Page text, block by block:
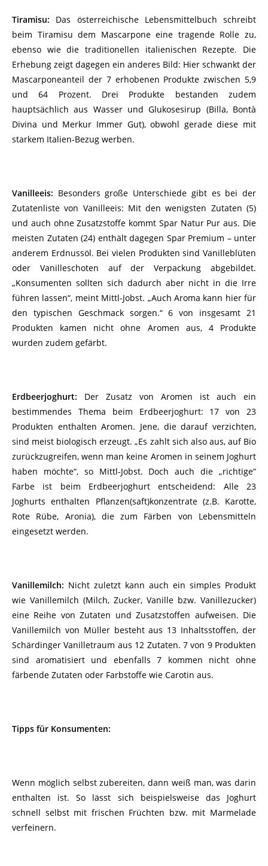
Tiramisu: Das österreichische Lebensmittelbuch schreibt
beim Tiramisu dem Mascarpone eine tragende Rolle zu,
ebenso wie die traditionellen italienischen Rezepte. Die
Erhebung zeigt dagegen ein anderes Bild: Hier schwankt der
Mascarponeanteil der 7 erhobenen Produkte zwischen 5,9
und 64 Prozent. Drei Produkte bestanden zudem
hauptsächlich aus Wasser und Glukosesirup (Billa, Bontà
Divina und Merkur Immer Gut), obwohl gerade diese mit
starkem Italien-Bezug werben.
Vanilleeis: Besonders große Unterschiede gibt es bei der
Zutatenliste von Vanilleeis: Mit den wenigsten Zutaten (5)
und auch ohne Zusatzstoffe kommt Spar Natur Pur aus. Die
meisten Zutaten (24) enthält dagegen Spar Premium – unter
anderem Erdnussöl. Bei vielen Produkten sind Vanilleblüten
oder Vanilleschoten auf der Verpackung abgebildet.
„Konsumenten sollten sich dadurch aber nicht in die Irre
führen lassen“, meint Mittl-Jobst. „Auch Aroma kann hier für
den typischen Geschmack sorgen.“ 6 von insgesamt 21
Produkten kamen nicht ohne Aromen aus, 4 Produkte
wurden zudem gefärbt.
Erdbeerjoghurt: Der Zusatz von Aromen ist auch ein
bestimmendes Thema beim Erdbeerjoghurt: 17 von 23
Produkten enthalten Aromen. Jene, die darauf verzichten,
sind meist biologisch erzeugt. „Es zahlt sich also aus, auf Bio
zurückzugreifen, wenn man keine Aromen in seinem Joghurt
haben möchte“, so Mittl-Jobst. Doch auch die „richtige“
Farbe ist beim Erdbeerjoghurt entscheidend: Alle 23
Joghurts enthalten Pflanzen(saft)konzentrate (z.B. Karotte,
Rote Rübe, Aronia), die zum Färben von Lebensmitteln
eingesetzt werden.
Vanillemilch: Nicht zuletzt kann auch ein simples Produkt
wie Vanillemilch (Milch, Zucker, Vanille bzw. Vanillezucker)
eine Reihe von Zutaten und Zusatzstoffen aufweisen. Die
Vanillemilch von Müller besteht aus 13 Inhaltsstoffen, der
Schärdinger Vanilletraum aus 12 Zutaten. 7 von 9 Produkten
sind aromatisiert und ebenfalls 7 kommen nicht ohne
färbende Zutaten oder Farbstoffe wie Carotin aus.
Tipps für Konsumenten:
Wenn möglich selbst zubereiten, dann weiß man, was darin
enthalten ist. So lässt sich beispielsweise das Joghurt
schnell selbst mit frischen Früchten bzw. mit Marmelade
verfeinern.